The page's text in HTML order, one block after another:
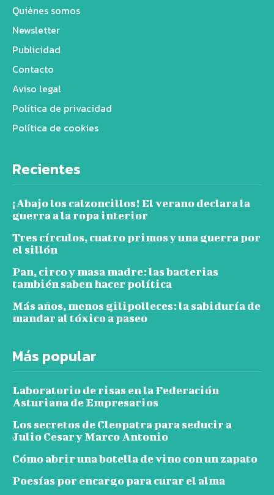
Quiénes somos
Newsletter
Publicidad
Contacto
Aviso legal
Política de privacidad
Política de cookies
Recientes
¡Abajo los calzoncillos! El verano declara la
guerra a la ropa interior
Tres círculos, cuatro primos y una guerra por
el sillón
Pan, circo y masa madre: las bacterias
también saben hacer política
Más años, menos gilipolleces: la sabiduría de
mandar al tóxico a paseo
Más popular
Laboratorio de risas en la Federación
Asturiana de Empresarios
Los secretos de Cleopatra para seducir a
Julio Cesar y Marco Antonio
Cómo abrir una botella de vino con un zapato
Poesías por encargo para curar el alma